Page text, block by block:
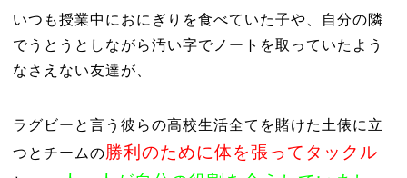
いつも授業中におにぎりを食べていた子や、自分の隣
でうとうとしながら汚い字でノートを取っていたよう
なさえない友達が、
ラグビーと言う彼らの高校生活全てを賭けた土俵に立
つとチームの勝利のために体を張ってタックル